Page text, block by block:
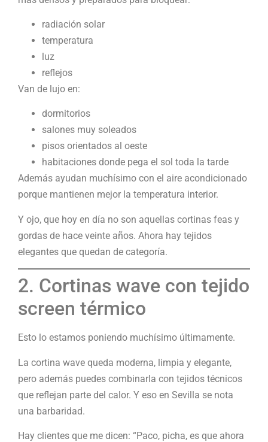
radiación solar
temperatura
luz
reflejos
Van de lujo en:
dormitorios
salones muy soleados
pisos orientados al oeste
habitaciones donde pega el sol toda la tarde
Además ayudan muchísimo con el aire acondicionado
porque mantienen mejor la temperatura interior.
Y ojo, que hoy en día no son aquellas cortinas feas y
gordas de hace veinte años. Ahora hay tejidos
elegantes que quedan de categoría.
2. Cortinas wave con tejido
screen térmico
Esto lo estamos poniendo muchísimo últimamente.
La cortina wave queda moderna, limpia y elegante,
pero además puedes combinarla con tejidos técnicos
que reflejan parte del calor. Y eso en Sevilla se nota
una barbaridad.
Hay clientes que me dicen: “Paco, picha, es que ahora